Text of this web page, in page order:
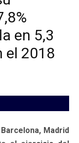
en 5,3
el 2018
Madrid